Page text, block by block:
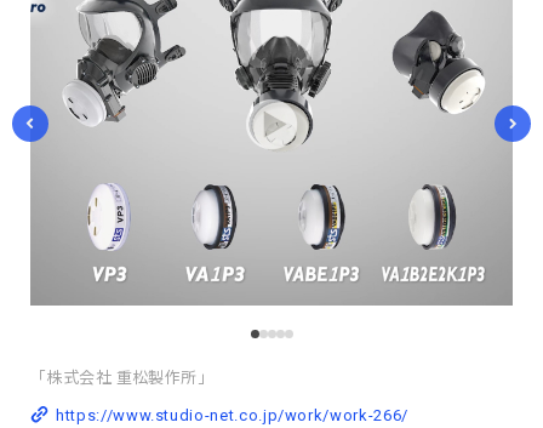
「株式会社 重松製作所」
https://www.studio-net.co.jp/work/work-266/